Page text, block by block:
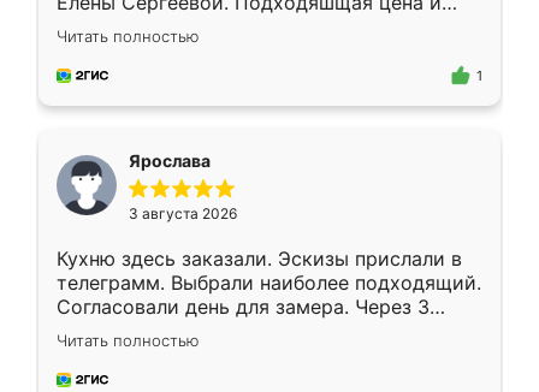
короткие сроки изготовления. Приехавший
для замера сотрудник Владислав
предложил по моему эскизу самый
Читать полностью
1
Ярослава
3 августа 2026
Кухню здесь заказали. Эскизы прислали в
телеграмм. Выбрали наиболее подходящий.
Согласовали день для замера. Через 3
недели кухня была уже готова. Остались
довольны работой. Спасибо Ренессанс
мебель за качественную работу!
Читать полностью